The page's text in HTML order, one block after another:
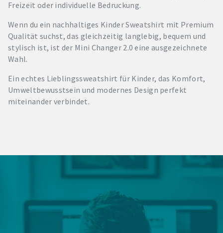
Freizeit oder individuelle Bedruckung.
Wenn du ein nachhaltiges Kinder Sweatshirt mit Premium
Qualität suchst, das gleichzeitig langlebig, bequem und
stylisch ist, ist der Mini Changer 2.0 eine ausgezeichnete
Wahl.
Ein echtes Lieblingssweatshirt für Kinder, das Komfort,
Umweltbewusstsein und modernes Design perfekt
miteinander verbindet.